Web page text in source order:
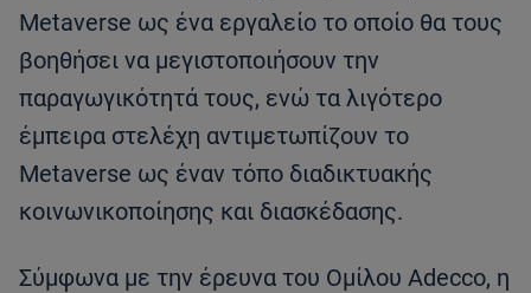
Metaverse ως ένα εργαλείο το οποίο θα τους
βοηθήσει να μεγιστοποιήσουν την
παραγωγικότητά τους, ενώ τα λιγότερο
έμπειρα στελέχη αντιμετωπίζουν το
Metaverse ως έναν τόπο διαδικτυακής
κοινωνικοποίησης και διασκέδασης.
Σύμφωνα με την έρευνα του Ομίλου Adecco, η